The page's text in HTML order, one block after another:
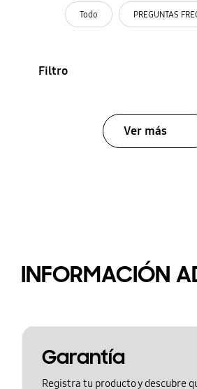
Todo PREGUNTAS
Filtro
Ver más
INFORMACIÓN
Garantía
Registra tu producto y descubre